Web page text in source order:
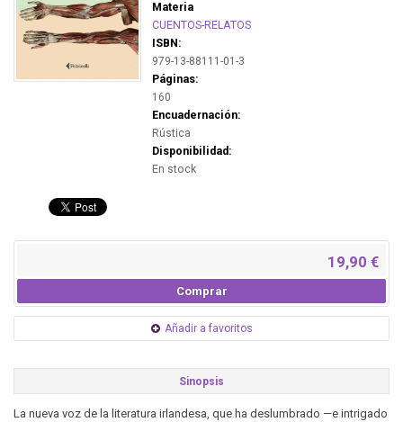
Materia
CUENTOS-RELATOS
ISBN:
979-13-88111-01-3
Páginas:
160
Encuadernación:
Rústica
Disponibilidad:
En stock
19,90 €
Comprar
Añadir a favoritos
Sinopsis
La nueva voz de la literatura irlandesa, que ha deslumbrado —e intrigado